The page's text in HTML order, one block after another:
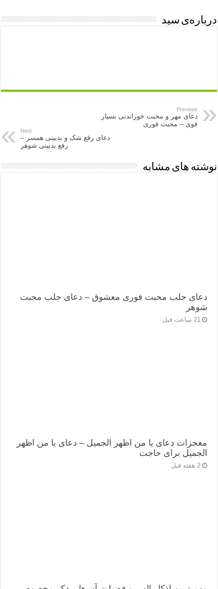
درباره‌ی سید
Previous
دعای مهر و محبت خوراندنی بسیار
قوی – محبت فوری
Next
دعای رفع شک و بدبینی همسر –
رفع بدبینی شوهر
نوشته های مشابه
دعای جلب محبت فوری معشوق – دعای جلب محبت
شوهر
21 ساعت قبل
معجزات دعای یا من اظهر الجمیل – دعای یا من اظهر
الجمیل برای حاجت
2 هفته قبل